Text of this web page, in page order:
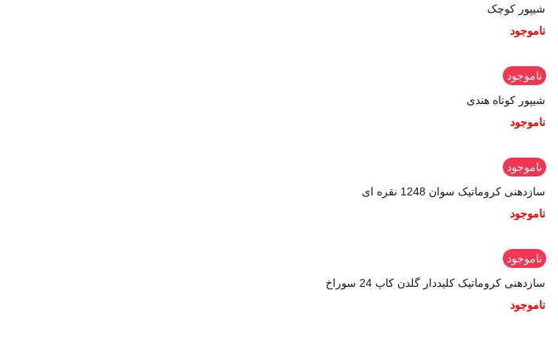
شیپور کوچک
ناموجود
ناموجود
شیپور کوتاه هندی
ناموجود
ناموجود
سازدهنی کروماتیک سوان 1248 نقره ای
ناموجود
ناموجود
سازدهنی کروماتیک کلیددار گلدن کاپ 24 سوراخ
ناموجود